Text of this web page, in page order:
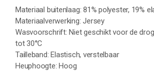
Materiaal buitenlaag: 81% polyester, 19%
Materiaalverwerking: Jersey
Wasvoorschrift: Niet geschikt voor de
tot 30°C
Tailleband: Elastisch, verstelbaar
Heuphoogte: Hoog